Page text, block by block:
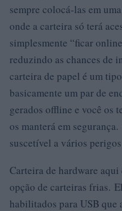
sempre colocá-las em
onde a carteira só terá
simplesmente “ficar
reduzindo as chances de
carteira de papel é um
basicamente um par de
gerados offline e você os
os manterá em
suscetível a vários
Carteira de hardware
opção de carteiras frias.
habilitados para USB que